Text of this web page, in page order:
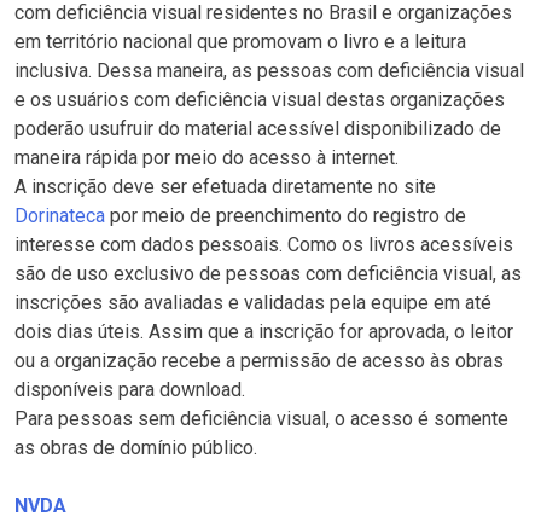
com deficiência visual residentes no Brasil e organizações
em território nacional que promovam o livro e a leitura
inclusiva. Dessa maneira, as pessoas com deficiência visual
e os usuários com deficiência visual destas organizações
poderão usufruir do material acessível disponibilizado de
maneira rápida por meio do acesso à internet.
A inscrição deve ser efetuada diretamente no site
Dorinateca por meio de preenchimento do registro de
interesse com dados pessoais. Como os livros acessíveis
são de uso exclusivo de pessoas com deficiência visual, as
inscrições são avaliadas e validadas pela equipe em até
dois dias úteis. Assim que a inscrição for aprovada, o leitor
ou a organização recebe a permissão de acesso às obras
disponíveis para download.
Para pessoas sem deficiência visual, o acesso é somente
as obras de domínio público.
NVDA